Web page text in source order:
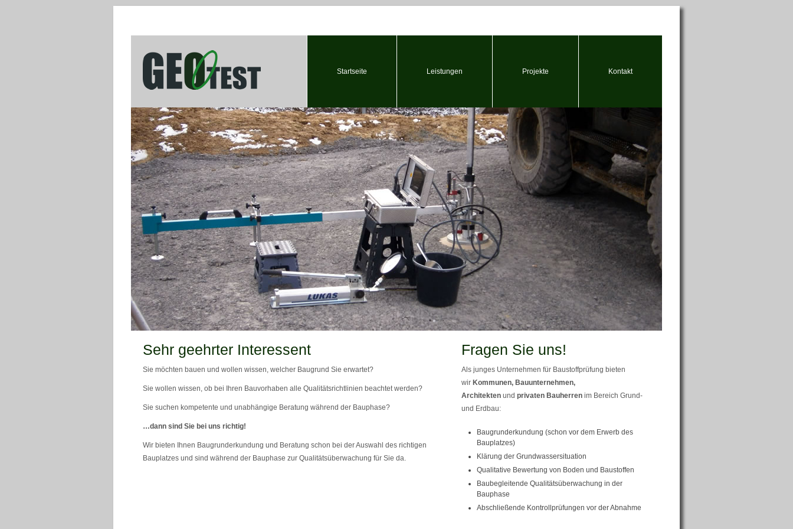
Startseite Leistungen Projekte Kontakt
Sehr geehrter Interessent
Sie möchten bauen und wollen wissen, welcher Baugrund Sie erwartet?
Sie wollen wissen, ob bei Ihren Bauvorhaben alle Qualitätsrichtlinien beachtet werden?
Sie suchen kompetente und unabhängige Beratung während der Bauphase?
…dann sind Sie bei uns richtig!
Wir bieten Ihnen Baugrunderkundung und Beratung schon bei der Auswahl des richtigen
Bauplatzes und sind während der Bauphase zur Qualitätsüberwachung für Sie da.
Fragen Sie uns!
Als junges Unternehmen für Baustoffprüfung bieten
wir Kommunen, Bauunternehmen,
Architekten und privaten Bauherren im Bereich Grund-
und Erdbau:
Baugrunderkundung (schon vor dem Erwerb des
Bauplatzes)
Klärung der Grundwassersituation
Qualitative Bewertung von Boden und Baustoffen
Baubegleitende Qualitätsüberwachung in der
Bauphase
Abschließende Kontrollprüfungen vor der Abnahme